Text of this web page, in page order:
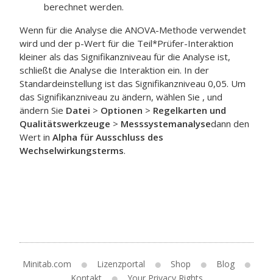
berechnet werden.
Wenn für die Analyse die ANOVA-Methode verwendet
wird und der p-Wert für die Teil*Prüfer-Interaktion
kleiner als das Signifikanzniveau für die Analyse ist,
schließt die Analyse die Interaktion ein. In der
Standardeinstellung ist das Signifikanzniveau 0,05. Um
das Signifikanzniveau zu ändern, wählen Sie , und
ändern Sie Datei > Optionen > Regelkarten und
Qualitätswerkzeuge > Messsystemanalysedann den
Wert in Alpha für Ausschluss des
Wechselwirkungsterms.
Minitab.com Lizenzportal Shop
Blog